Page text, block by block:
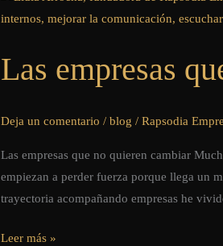
Las empresas
Deja un comentario /blog /Rapsodia
Las empresas que no quieren cambiar
empiezan a perder fuerza porque llega un
trayectoria acompañando empresas he
empresas
no
quieren
Leer más »